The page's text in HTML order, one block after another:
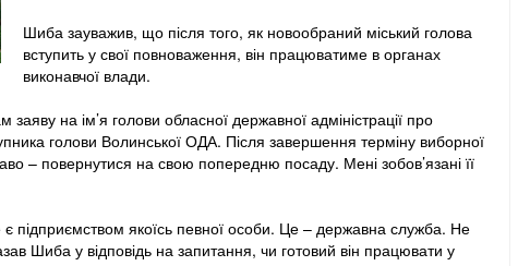
Шиба зауважив, що після того, як новообраний міський голова
вступить у свої повноваження, він працюватиме в органах
виконавчої влади.
на ім’я голови обласної державної адміністрації про
голови Волинської ОДА. Після завершення терміну виборної
– повернутися на свою попередню посаду. Мені зобов’язані її
підприємством якоїсь певної особи. Це – державна служба. Не
Шиба у відповідь на запитання, чи готовий він працювати у